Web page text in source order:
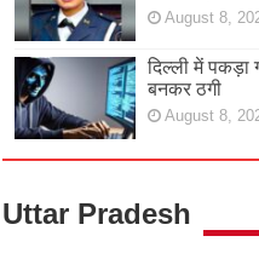
August 8,
दिल्ली में पकड़ा
बनकर ठगी
August 8,
Uttar Pradesh